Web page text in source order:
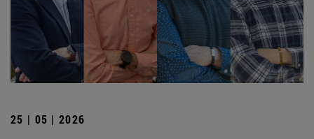
25 | 05 | 2026